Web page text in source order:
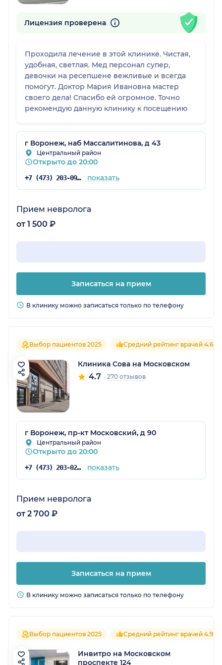
Лицензия проверена
Проходила лечение в этой клинике. Чистая,
удобная, светлая. Мед персонал супер,
девочки на ресепшене вежливые и всегда
помогут. Доктор Мария Ивановна мастер
своего дела! Спасибо ей огромное. Точно
рекомендую данную клинику к посещению
г Воронеж, наб Массалитинова, д 43
Центральный район
Открыто до 20:00
+7 (473) 203-09-07 показать
Прием невролога
от 1 500 ₽
Записаться на прием
В клинику можно записаться только по телефону
Выбор пациентов 2025 Средний рейтинг врачей 4.6
Клиника Сова на Московском
4.7 270 отзывов
г Воронеж, пр-кт Московский, д 90
Центральный район
Открыто до 20:00
+7 (473) 203-02-74 показать
Прием невролога
от 2 700 ₽
Записаться на прием
В клинику можно записаться только по телефону
Выбор пациентов 2025 Средний рейтинг врачей 4.9
Инвитро на Московском
проспекте 124